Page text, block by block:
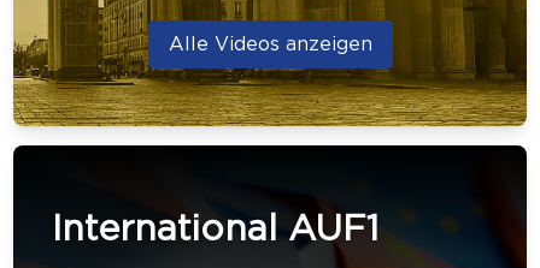
Alle Videos anzeigen
International AUF1